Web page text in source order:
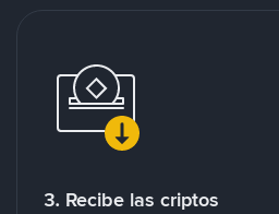
3. Recibe las criptos